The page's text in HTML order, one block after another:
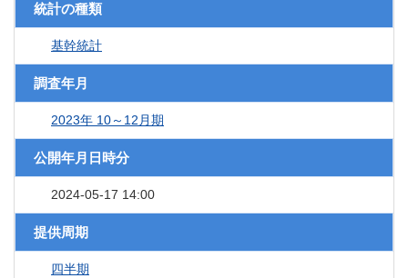
統計の種類
基幹統計
調査年月
2023年 10～12月期
公開年月日時分
2024-05-17 14:00
提供周期
四半期